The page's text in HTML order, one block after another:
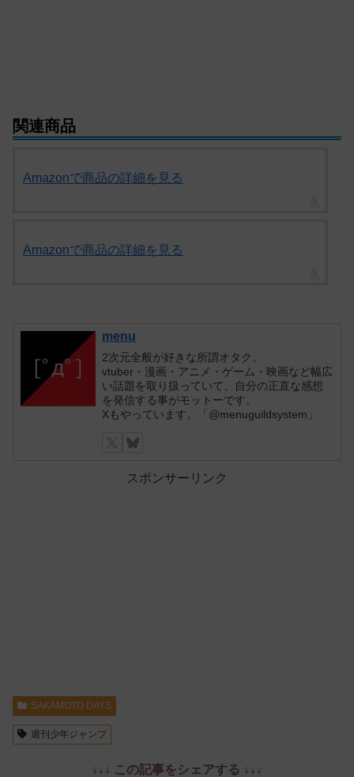
関連商品
Amazonで商品の詳細を見る
Amazonで商品の詳細を見る
menu
2次元全般が好きな所謂オタク。
vtuber・漫画・アニメ・ゲーム・映画など幅広
い話題を取り扱っていて、自分の正直な感想
を発信する事がモットーです。
Xもやっています。「@menuguildsystem」
スポンサーリンク
SAKAMOTO DAYS
週刊少年ジャンプ
↓↓↓ この記事をシェアする ↓↓↓